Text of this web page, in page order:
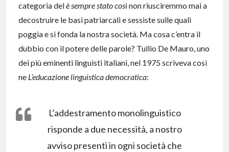
categoria delè sempre stato così non riusciremmo mai a
decostruire le basi patriarcali e sessiste sulle quali
poggia e si fonda la nostra società. Ma cosa c’entra il
dubbio con il potere delle parole? Tullio De Mauro, uno
dei più eminenti linguisti italiani, nel 1975 scriveva così
ne L’educazione linguistica democratica:
L’addestramento monolinguistico
risponde a due necessità, a nostro
avviso presenti in ogni società che